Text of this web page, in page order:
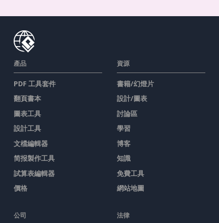
產品
PDF 工具套件
翻頁書本
圖表工具
設計工具
文檔編輯器
简报製作工具
試算表編輯器
價格
資源
書籍/幻燈片
設計/圖表
討論區
學習
博客
知識
免費工具
網站地圖
公司 法律